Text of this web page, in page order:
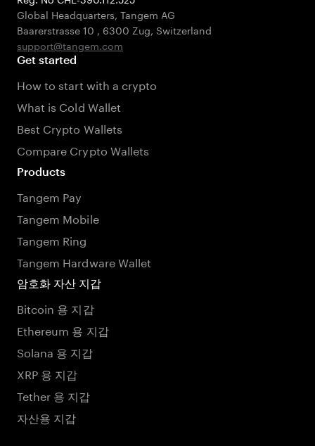
Global Headquarters, Tangem AG
Baarerstrasse 10 , 6300 Zug, Switzerland
support@tangem.com
Get started
How to start with a crypto
What is Cold Wallet
Best Crypto Wallets
Compare Crypto Wallets
Products
Tangem Pay
Tangem Mobile
Tangem Ring
Tangem Hardware Wallet
암호화 자산 지갑
Bitcoin 용 지갑
Ethereum 용 지갑
Solana 용 지갑
XRP 용 지갑
Tether 용 지갑
자산용 지갑